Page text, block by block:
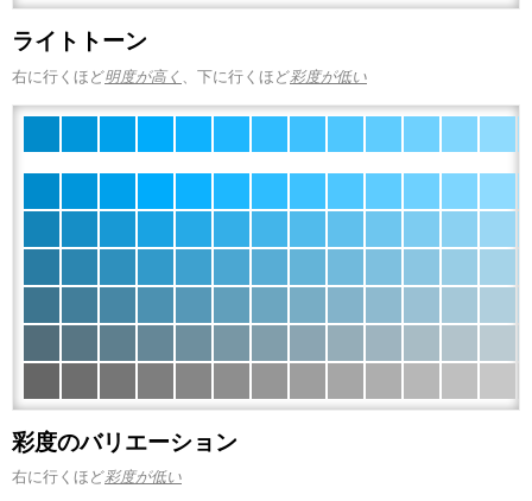
ライトトーン
右に行くほど明度が高く 、下に行くほど彩度が低い
彩度のバリエーション
右に行くほど彩度が低い